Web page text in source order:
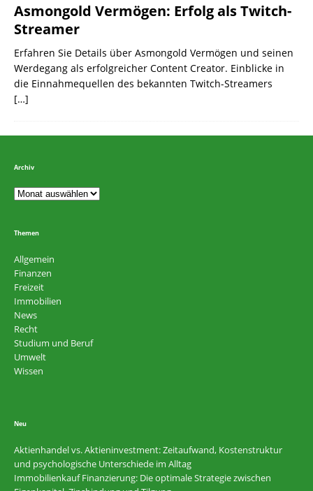
Asmongold Vermögen: Erfolg als Twitch-
Streamer
Erfahren Sie Details über Asmongold Vermögen und seinen
Werdegang als erfolgreicher Content Creator. Einblicke in
die Einnahmequellen des bekannten Twitch-Streamers
[…]
Archiv
Themen
Allgemein
Finanzen
Freizeit
Immobilien
News
Recht
Studium und Beruf
Umwelt
Wissen
Neu
Aktienhandel vs. Aktieninvestment: Zeitaufwand, Kostenstruktur
und psychologische Unterschiede im Alltag
Immobilienkauf Finanzierung: Die optimale Strategie zwischen